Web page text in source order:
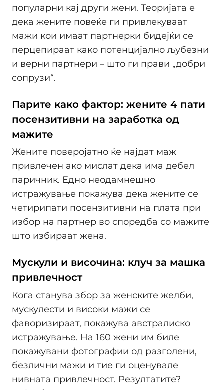
популарни кај други жени. Теоријата е
дека жените повеќе ги привлекуваат
мажи кои имаат партнерки бидејќи се
перцепираат како потенцијално љубезни
и верни партнери – што ги прави „добри
сопрузи“.
Парите како фактор: жените 4 пати
посензитивни на заработка од
мажите
Жените поверојатно ќе најдат маж
привлечен ако мислат дека има дебел
паричник. Едно неодамнешно
истражување покажува дека жените се
четирипати посензитивни на плата при
избор на партнер во споредба со мажите
што избираат жена.
Мускули и височина: клуч за машка
привлечност
Кога станува збор за женските желби,
мускулести и високи мажи се
фаворизираат, покажува австралиско
истражување. На 160 жени им биле
покажувани фотографии од разголени,
безлични мажи и тие ги оценувале
нивната привлечност. Резултатите?